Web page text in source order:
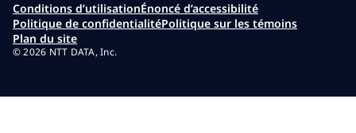
Conditions d’utilisationÉnoncé d’accessibilité
Politique de confidentialitéPolitique sur les témoins
Plan du site
© 2026 NTT DATA, Inc.